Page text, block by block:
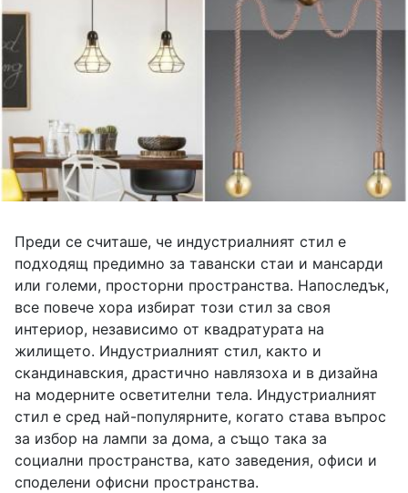
Преди се считаше, че индустриалният стил е
подходящ предимно за тавански стаи и мансарди
или големи, просторни пространства. Напоследък,
все повече хора избират този стил за своя
интериор, независимо от квадратурата на
жилището. Индустриалният стил, както и
скандинавския, драстично навлязоха и в дизайна
на модерните осветителни тела. Индустриалният
стил е сред най-популярните, когато става въпрос
за избор на лампи за дома, а също така за
социални пространства, като заведения, офиси и
споделени офисни пространства.